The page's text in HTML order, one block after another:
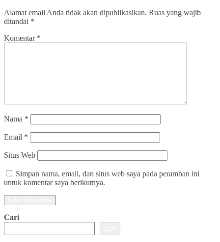
Alamat email Anda tidak akan dipublikasikan. Ruas yang wajib
ditandai *
Komentar *
Nama *
Email *
Situs Web
Simpan nama, email, dan situs web saya pada peramban ini
untuk komentar saya berikutnya.
Cari